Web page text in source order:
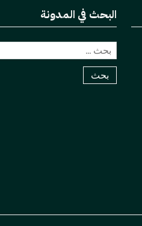
البحث في المدونة
البحث
عن: